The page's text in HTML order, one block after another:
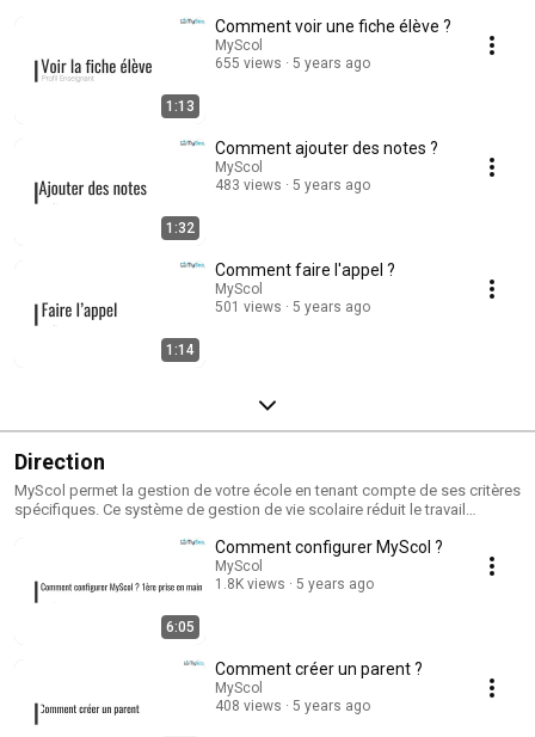
1:13
Comment voir une fiche élève ?
MyScol
655 views
5 years ago
1:32
Comment ajouter des notes ?
MyScol
483 views
5 years ago
1:14
Comment faire l'appel ?
MyScol
501 views
5 years ago
Direction
MyScol permet la gestion de votre école en tenant compte de ses critères
spécifiques. Ce système de gestion de vie scolaire réduit le travail
6:05
Comment configurer MyScol ?
MyScol
1.8K views
5 years ago
Comment créer un parent ?
MyScol
408 views
5 years ago